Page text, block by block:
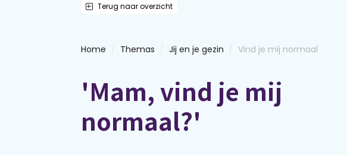
Terug naar overzicht
Home Themas Jij en je gezin Vind je mij normaal
'Mam, vind je mij
normaal?'